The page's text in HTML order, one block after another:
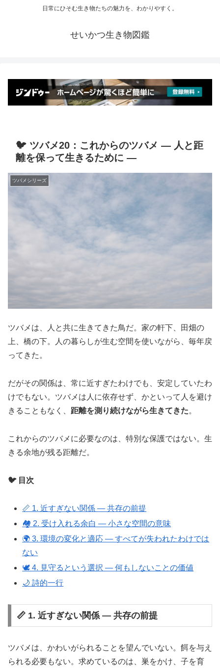
日常にひそむ生き物たちの魅力を、わかりやすく。
せいかつ生き物図鑑
🐦 ツバメ20：これからのツバメ ― 人と距
離を保って生きるために ―
ツバメシリーズ
ツバメは、人と共に生きてきた鳥だ。家の軒下、田畑の
上、橋の下。人の暮らしが生む空間を使いながら、毎年戻
ってきた。
だがその関係は、常に近すぎたわけでも、安定していたわ
けでもない。ツバメは人に依存せず、かといって人を避け
きることもなく、 距離を測り続けながら生きてきた。
これからのツバメに必要なのは、特別な保護ではない。生
きる余地が残る距離だ。
🐦 目次
📏 1. 近すぎない関係 ― 共存の前提
🏘️ 2. 受け入れる余白 ― 小さな空間の意味
🌍 3. 環境の変化と適応 ― すべてが失われたわけでは
ない
🕊️ 4. 見守るという選択 ― 何もしないことの価値
🌙 詩的一行
📏 1. 近すぎない関係 ― 共存の前提
ツバメは、かわいがられることを望んでいない。餌を与え
られる必要もない。求めているのは、巣をかけ、子を育